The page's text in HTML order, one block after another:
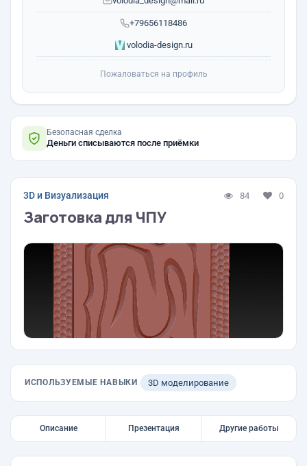
+79656118486
volodia-design.ru
Пожаловаться на профиль
Безопасная сделка
Деньги списываются после приёмки
3D и Визуализация 84 0
Заготовка для ЧПУ
ИСПОЛЬЗУЕМЫЕ НАВЫКИ 3D моделирование
Описание Презентация Другие работы